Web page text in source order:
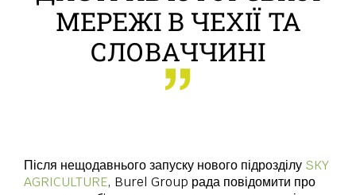
МЕРЕЖІ В ЧЕХІЇ ТА
СЛОВАЧЧИНІ
Після нещодавнього запуску нового підрозділу SKY
AGRICULTURE, Burel Group рада повідомити про